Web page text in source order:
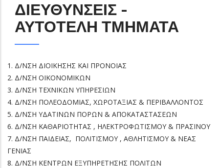
ΔΙΕΥΘΥΝΣΕΙΣ -
ΑΥΤΟΤΕΛΗ ΤΜΗΜΑΤΑ
1. Δ/ΝΣΗ ΔΙΟΙΚΗΣΗΣ ΚΑΙ ΠΡΟΝΟΙΑΣ
2. Δ/ΝΣΗ ΟΙΚΟΝΟΜΙΚΩΝ
3. Δ/ΝΣΗ ΤΕΧΝΙΚΩΝ ΥΠΗΡΕΣΙΩΝ
4. Δ/ΝΣΗ ΠΟΛΕΟΔΟΜΙΑΣ, ΧΩΡΟΤΑΞΙΑΣ & ΠΕΡΙΒΑΛΛΟΝΤΟΣ
5. Δ/ΝΣΗ ΥΔΑΤΙΝΩΝ ΠΟΡΩΝ & ΑΠΟΚΑΤΑΣΤΑΣΕΩΝ
6. Δ/ΝΣΗ ΚΑΘΑΡΙΟΤΗΤΑΣ , ΗΛΕΚΤΡΟΦΩΤΙΣΜΟΥ & ΠΡΑΣΙΝΟΥ
7. Δ/ΝΣΗ ΠΑΙΔΕΙΑΣ, ΠΟΛΙΤΙΣΜΟΥ , ΑΘΛΗΤΙΣΜΟΥ & ΝΕΑΣ
ΓΕΝΙΑΣ
8. Δ/ΝΣΗ ΚΕΝΤΡΩΝ ΕΞΥΠΗΡΕΤΗΣΗΣ ΠΟΛΙΤΩΝ